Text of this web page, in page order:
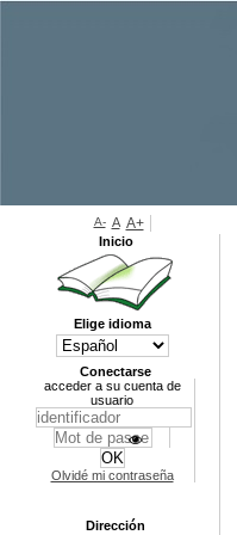
A- A A+
Inicio
Elige idioma
Conectarse
acceder a su cuenta de
usuario
Olvidé mi contraseña
Dirección